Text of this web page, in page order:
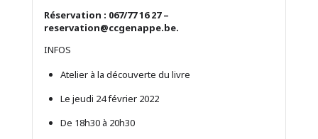
Réservation : 067/77 16 27 –
reservation@ccgenappe.be.
INFOS
Atelier à la découverte du livre
Le jeudi 24 février 2022
De 18h30 à 20h30